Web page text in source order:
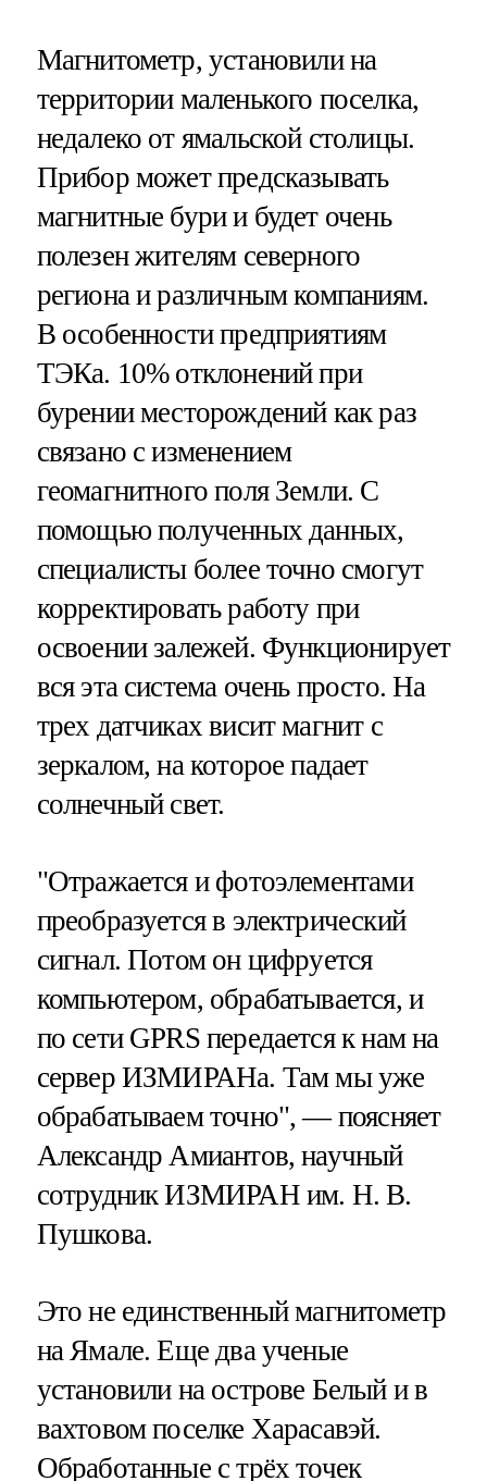
Магнитометр, установили на
территории маленького поселка,
недалеко от ямальской столицы.
Прибор может предсказывать
магнитные бури и будет очень
полезен жителям северного
региона и различным компаниям.
В особенности предприятиям
ТЭКа. 10% отклонений при
бурении месторождений как раз
связано с изменением
геомагнитного поля Земли. С
помощью полученных данных,
специалисты более точно смогут
корректировать работу при
освоении залежей. Функционирует
вся эта система очень просто. На
трех датчиках висит магнит с
зеркалом, на которое падает
солнечный свет.
"Отражается и фотоэлементами
преобразуется в электрический
сигнал. Потом он цифруется
компьютером, обрабатывается, и
по сети GPRS передается к нам на
сервер ИЗМИРАНа. Там мы уже
обрабатываем точно", — поясняет
Александр Амиантов, научный
сотрудник ИЗМИРАН им. Н. В.
Пушкова.
Это не единственный магнитометр
на Ямале. Еще два ученые
установили на острове Белый и в
вахтовом поселке Харасавэй.
Обработанные с трёх точек